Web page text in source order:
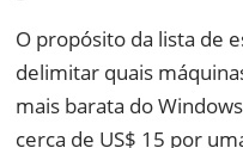
O propósito da lista de
delimitar quais
mais barata do
cerca de US$ 15 por